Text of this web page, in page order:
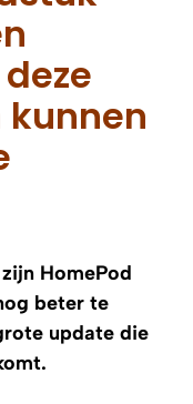
HomePod
beter te
update die